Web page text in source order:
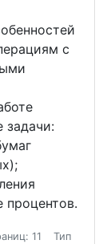
с
задачи:
процентов.
11
Тип